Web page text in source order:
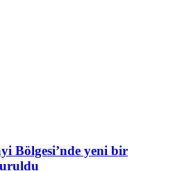
Bölgesi’nde yeni bir